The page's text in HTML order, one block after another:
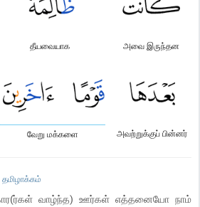
அவை இருந்தன
தீயவையாக
அவற்றுக்குப் பின்னர்
வேறு மக்களை
வாழ்ந்த) ஊர்கள் எத்தனையோ நாம்